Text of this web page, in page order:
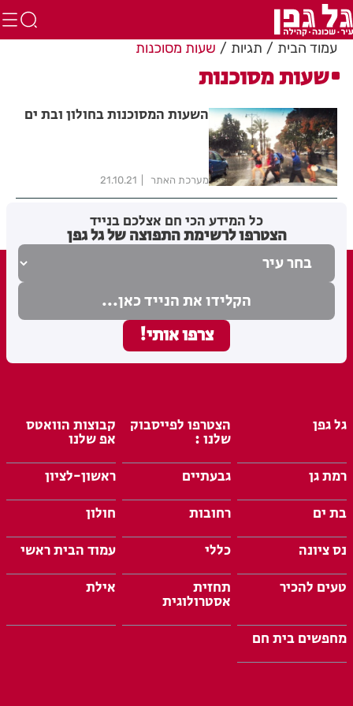
עמוד הבית תגיות שעות מסוכנות
שעות מסוכנות
השעות המסוכנות בחולון ובת ים
מערכת האתר 21.10.21
כל המידע הכי חם אצלכם בנייד
הצטרפו לרשימת התפוצה של גל גפן
גל גפן הצטרפו לפייסבוק
שלנו :
קבוצות הוואטס
אפ שלנו
רמת גן
גבעתיים
ראשון-לציון
בת ים
רחובות
חולון
נס ציונה
כללי
עמוד הבית ראשי
טעים להכיר
תחזית
אסטרולוגית
אילת
מחפשים בית חם